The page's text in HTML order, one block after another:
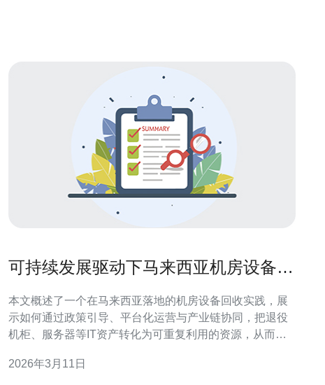
可持续发展驱动下马来西亚机房设备回
本文概述了一个在马来西亚落地的机房设备回收实践，展
示如何通过政策引导、平台化运营与产业链协同，把退役
机柜、服务器等IT资产转化为可重复利用的资源，从而在
者，哪个环节最重要? 项目由数据中心运营商、回收企
2026年3月11日